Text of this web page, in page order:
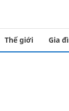
Thế giới Gia